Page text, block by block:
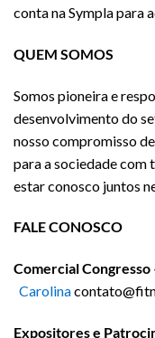
conta na Sympla para
QUEM SOMOS
Somos pioneira e
desenvolvimento do
nosso compromisso
para a sociedade com
estar conosco juntos
FALE CONOSCO
Comercial Congresso
Carolina
Expositores e